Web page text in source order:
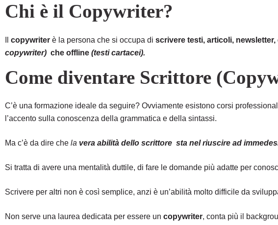
Chi è il Copywriter?
copywriter è la persona che si occupa di scrivere testi, articoli,
copywriter) che offline (testi cartacei).
Come diventare Scrittore
C’è una formazione ideale da seguire? Ovviamente esistono corsi
l’accento sulla conoscenza della grammatica e della sintassi.
Ma c’è da dire che la vera abilità dello scrittore sta nel riuscire ad
Si tratta di avere una mentalità duttile, di fare le domande più adatte per
Scrivere per altri non è così semplice, anzi è un’abilità molto difficile da
Non serve una laurea dedicata per essere un copywriter, conta più il